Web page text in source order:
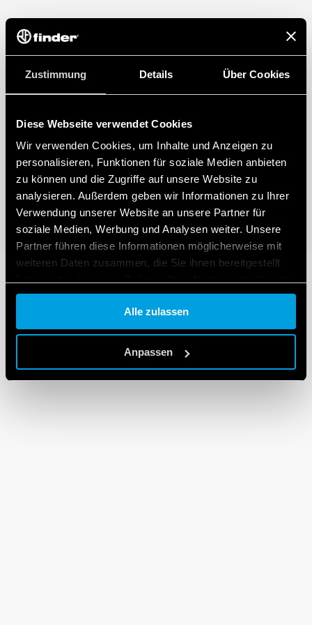
Zustimmung Details Über Cookies
Diese Webseite verwendet Cookies
Wir verwenden Cookies, um Inhalte und Anzeigen zu
personalisieren, Funktionen für soziale Medien anbieten
zu können und die Zugriffe auf unsere Website zu
analysieren. Außerdem geben wir Informationen zu Ihrer
Verwendung unserer Website an unsere Partner für
soziale Medien, Werbung und Analysen weiter. Unsere
Partner führen diese Informationen möglicherweise mit
weiteren Daten zusammen, die Sie ihnen bereitgestellt
gesammelt haben.
Cookie policy.
Alle zulassen
Anpassen